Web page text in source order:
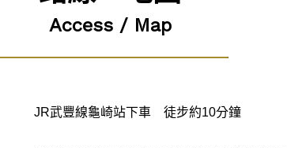
Access / Map
JR武豐線龜崎站下車 徒步約10分鐘